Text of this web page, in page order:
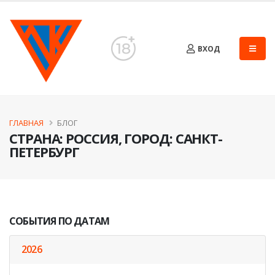
ВХОД
CТРАНА: РОССИЯ, ГОРОД: САНКТ-
ПЕТЕРБУРГ
ГЛАВНАЯ БЛОГ
СОБЫТИЯ ПО ДАТАМ
2026